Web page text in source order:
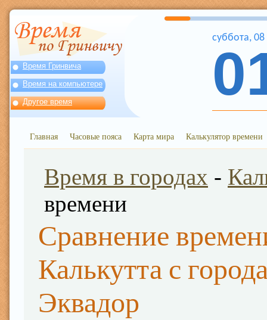
Время Гринвича
Время на компьютере
Другое время
суббота, 08
Главная Часовые пояса Карта мира Калькулятор времени
Время в городах -
времени
Сравнение
Калькутта с
Эквадор